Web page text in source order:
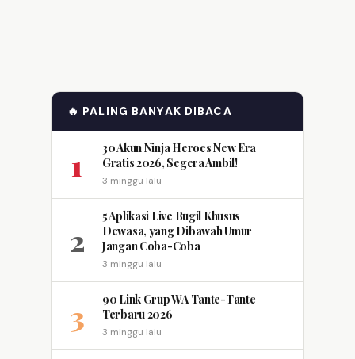
🔥 PALING BANYAK DIBACA
1
30 Akun Ninja Heroes New Era
Gratis 2026, Segera Ambil!
3 minggu lalu
2
5 Aplikasi Live Bugil Khusus
Dewasa, yang Dibawah Umur
Jangan Coba-Coba
3 minggu lalu
3
90 Link Grup WA Tante-Tante
Terbaru 2026
3 minggu lalu